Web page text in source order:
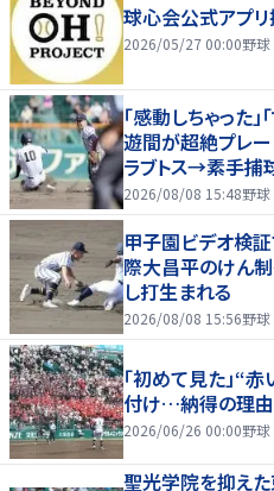
球心会公式アプリ
2026/05/27 00:00野球
「感動しちゃった
遊間が超絶プレ
ラブトス→素手
2026/08/08 15:48野球
甲子園ビデオ検
際大昌平のけん
し打生まれる
2026/08/08 15:56野球
「初めて見た」“
付け…納得の理由
2026/06/26 00:00野球
聖光学院を抑え